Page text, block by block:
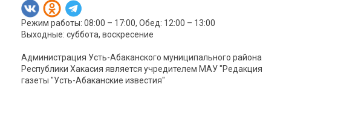
Режим работы: 08:00 – 17:00, Обед: 12:00 – 13:00
Выходные: суббота, воскресение
Администрация Усть-Абаканского муниципального района
Республики Хакасия является учредителем МАУ "Редакция
газеты "Усть-Абаканские известия"